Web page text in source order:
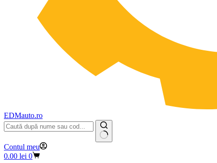
EDMauto.ro
Niciun
rezultat
Contul meu
Coș
0.00 lei 0